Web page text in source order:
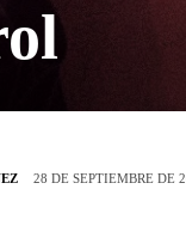
28 DE SEPTIEMBRE DE